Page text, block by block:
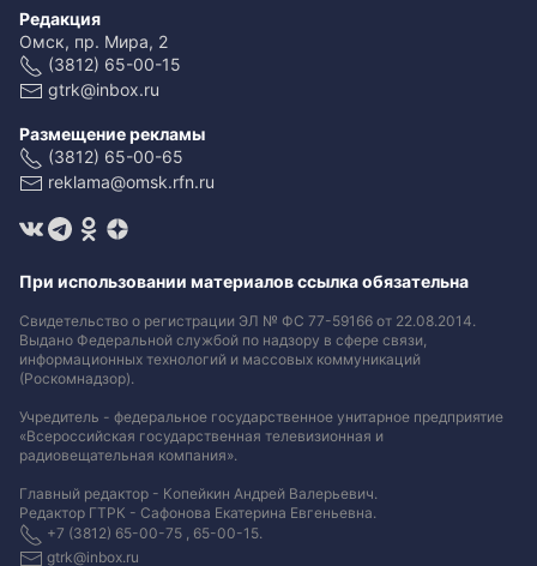
Редакция
Омск, пр. Мира, 2
(3812) 65-00-15
gtrk@inbox.ru
Размещение рекламы
(3812) 65-00-65
reklama@omsk.rfn.ru
При использовании материалов ссылка обязательна
Свидетельство о регистрации ЭЛ № ФС 77-59166 от 22.08.2014.
Выдано Федеральной службой по надзору в сфере связи,
информационных технологий и массовых коммуникаций
(Роскомнадзор).
Учредитель - федеральное государственное унитарное предприятие
«Всероссийская государственная телевизионная и
радиовещательная компания».
Главный редактор - Копейкин Андрей Валерьевич.
Редактор ГТРК - Сафонова Екатерина Евгеньевна.
+7 (3812) 65-00-75 , 65-00-15.
gtrk@inbox.ru